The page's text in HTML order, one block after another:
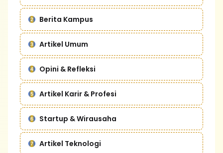
Berita Kampus
Artikel Umum
Opini & Refleksi
Artikel Karir & Profesi
Startup & Wirausaha
Artikel Teknologi